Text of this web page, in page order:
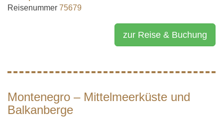
Reisenummer 75679
zur Reise & Buchung
Montenegro – Mittelmeerküste und
Balkanberge